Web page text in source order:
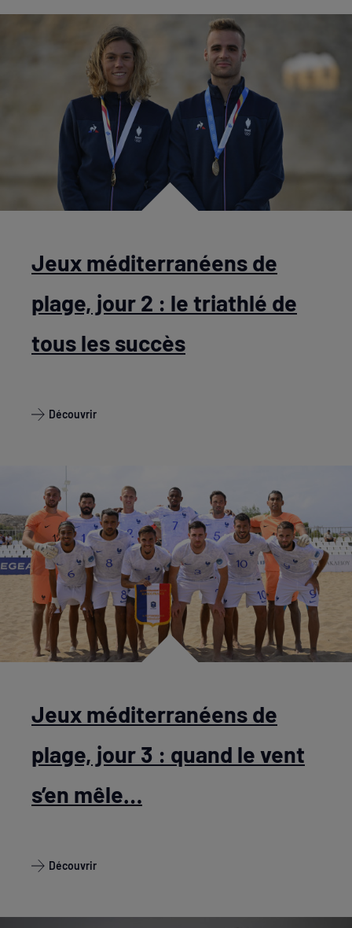
Jeux méditerranéens de
plage, jour 2 : le triathlé de
tous les succès
Découvrir
Jeux méditerranéens de
plage, jour 3 : quand le vent
s’en mêle…
Découvrir